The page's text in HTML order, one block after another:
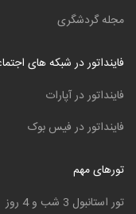
مجله گردشگری
فاینداتور در شبکه های
فاینداتور در آپارات
فاینداتور در فیس بوک
تورهای مهم
تور استانبول 3 شب و 4 روز